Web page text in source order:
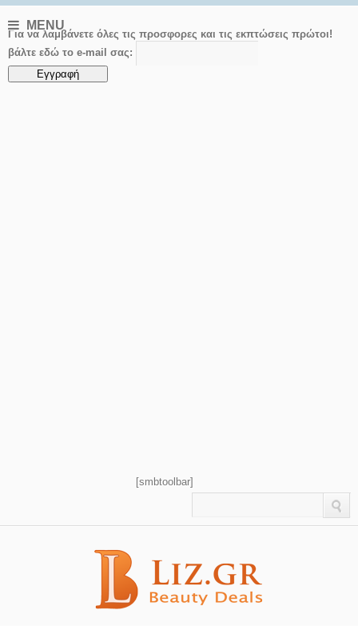
MENU
Για να λαμβάνετε όλες τις προσφορες και τις εκπτώσεις πρώτοι!
βάλτε εδώ το e-mail σας:
[smbtoolbar]